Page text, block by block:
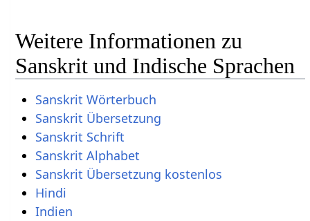
Weitere Informationen zu
Sanskrit und Indische Sprachen
Sanskrit Wörterbuch
Sanskrit Übersetzung
Sanskrit Schrift
Sanskrit Alphabet
Sanskrit Übersetzung kostenlos
Hindi
Indien